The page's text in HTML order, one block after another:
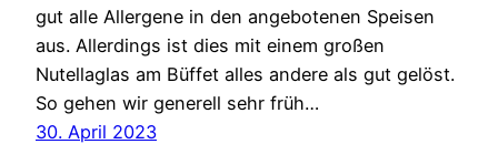
gut alle Allergene in den angebotenen Speisen
aus. Allerdings ist dies mit einem großen
Nutellaglas am Büffet alles andere als gut gelöst.
So gehen wir generell sehr früh…
30. April 2023